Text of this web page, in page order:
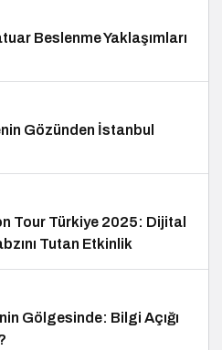
Beslenme Yaklaşımları
Gözünden İstanbul
Tour Türkiye 2025: Dijital
Tutan Etkinlik
Gölgesinde: Bilgi Açığı